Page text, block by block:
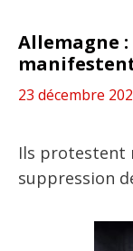
Allemagne
23 décembre
Ils protestent
suppression